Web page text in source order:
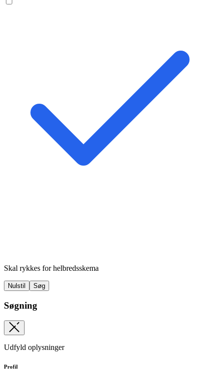
Skal rykkes for helbredsskema
Nulstil Søg
Søgning
Udfyld oplysninger
Profil